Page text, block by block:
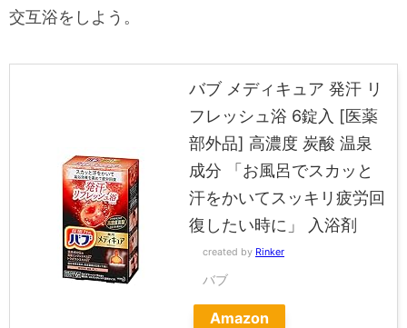
交互浴をしよう。
バブ メディキュア 発汗 リ
フレッシュ浴 6錠入 [医薬
部外品] 高濃度 炭酸 温泉
成分 「お風呂でスカッと
汗をかいてスッキリ疲労回
復したい時に」 入浴剤
created by Rinker
バブ
Amazon